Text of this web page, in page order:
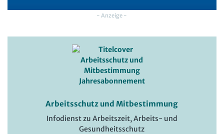
- Anzeige -
Arbeitsschutz und Mitbestimmung
Infodienst zu Arbeitszeit, Arbeits- und
Gesundheitsschutz